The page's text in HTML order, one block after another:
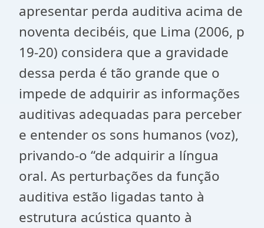
apresentar perda auditiva acima de
noventa decibéis, que Lima (2006, p
19-20) considera que a gravidade
dessa perda é tão grande que o
impede de adquirir as informações
auditivas adequadas para perceber
e entender os sons humanos (voz),
privando-o “de adquirir a língua
oral. As perturbações da função
auditiva estão ligadas tanto à
estrutura acústica quanto à